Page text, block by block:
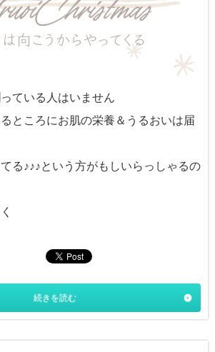
ている人はいません
ところにお肌の栄養＆うるおいは届
る♪♪♪という方がもしいらっしゃるの
続きを読む